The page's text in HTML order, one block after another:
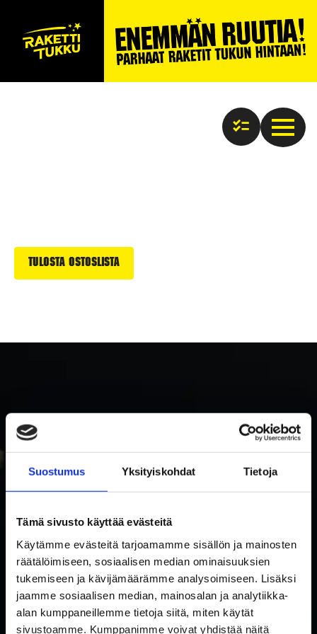
Suostumus Yksityiskohdat Tietoja
Tämä sivusto käyttää evästeitä
Käytämme evästeitä tarjoamamme sisällön ja mainosten
räätälöimiseen, sosiaalisen median ominaisuuksien
tukemiseen ja kävijämäärämme analysoimiseen. Lisäksi
jaamme sosiaalisen median, mainosalan ja analytiikka-
alan kumppaneillemme tietoja siitä, miten käytät
sivustoamme. Kumppanimme voivat yhdistää näitä
Tulosta ostoslista
Tilaa uutiskirje ja saat ensimmäisenä tietoa uutuuksista ja
tarjouksista!
Suostumus
*
Hyväksyn tietosuojaselosteen mukaisen tietojeni käytön.
Sähköposti